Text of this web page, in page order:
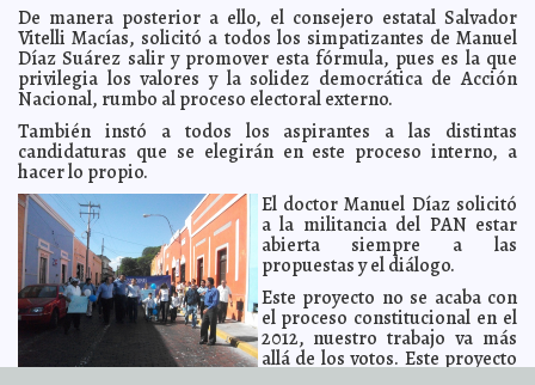
2011-12-06 14:13:21 La Península, buena zona para Pronósticos para la
Asistencia Pública Lois Izquierdo
2011-12-06 14:08:04 Los diputados creen que la educación se logra por
decreto Guillermo Barrera Fernandez
2011-12-06 13:24:41 Benedicto XVI critica los documentos internacionales
cuestionables Guillermo Barrera Fernandez
2011-12-06 12:27:34 Tahdziú, será sede de un evento sobre semillas criollas
Guillermo Barrera Fernandez
2011-12-06 11:37:13 Los zombis no podrán ir de vacaciones a AlemaniaA7
2011-12-06 11:34:23 Rihanna inundó su cuarto en el Savoy A7
2011-12-06 11:32:15 João Havelange renuncia al Comité Olímpico
Internacional A7
2011-12-06 11:30:12 Clonarán un mamut A7
2011-12-05 20:53:50 El mejor diseñador de portadas de libros del mundo A7
Niño de 8 años se hace millonario vendiendo canicas
De manera posterior a ello, el consejero estatal Salvador
Vitelli Macías, solicitó a todos los simpatizantes de Manuel
Díaz Suárez salir y promover esta fórmula, pues es la que
privilegia los valores y la solidez democrática de Acción
Nacional, rumbo al proceso electoral externo.
También instó a todos los aspirantes a las distintas
candidaturas que se elegirán en este proceso interno, a
hacer lo propio.
El doctor Manuel Díaz solicitó
a la militancia del PAN estar
abierta siempre a las
propuestas y el diálogo.
Este proyecto no se acaba con
el proceso constitucional en el
2012, nuestro trabajo va más
allá de los votos. Este proyecto